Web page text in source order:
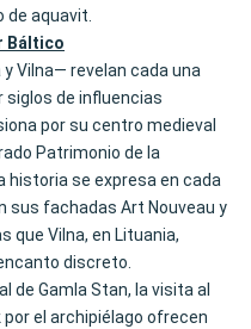
de aquavit.
Báltico
Vilna— revelan cada una
siglos de influencias
por su centro medieval
Patrimonio de la
historia se expresa en cada
sus fachadas Art Nouveau y
que Vilna, en Lituania,
discreto.
de Gamla Stan, la visita al
el archipiélago ofrecen